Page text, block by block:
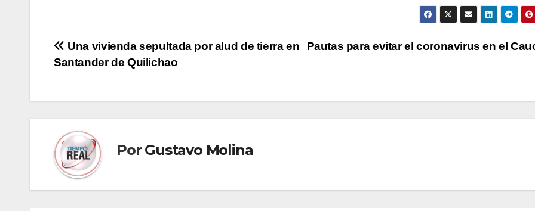
Navegación
entradas
Pautas para evitar el coronavirus en el
Una vivienda sepultada por alud de tierra en
Santander de Quilichao
Por Gustavo Molina